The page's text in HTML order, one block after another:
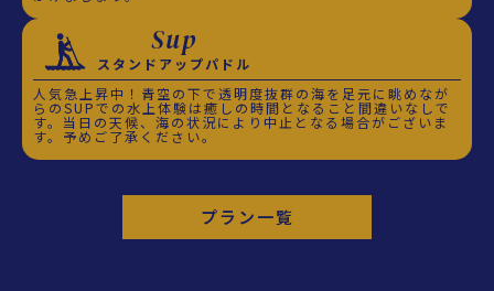
Sup
スタンドアップパドル
人気急上昇中！青空の下で透明度抜群の海を足元に眺めなが
らのSUPでの水上体験は癒しの時間となること間違いなしで
す。当日の天候、海の状況により中止となる場合がございま
す。予めご了承ください。
プラン一覧